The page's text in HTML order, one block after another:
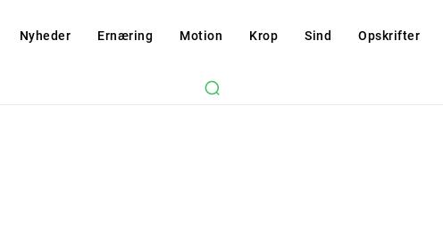
Nyheder Ernæring Motion Krop Sind Opskrifter